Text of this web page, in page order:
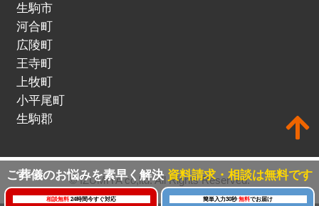
生駒市
河合町
広陵町
王寺町
上牧町
小平尾町
生駒郡
© IZUMIYA co,ltd. All Rights Reserved.
ご葬儀のお悩みを素早く解決 資料請求・相談は無料です
相談無料 24時間今すぐ対応 簡単入力30秒無料でお届け